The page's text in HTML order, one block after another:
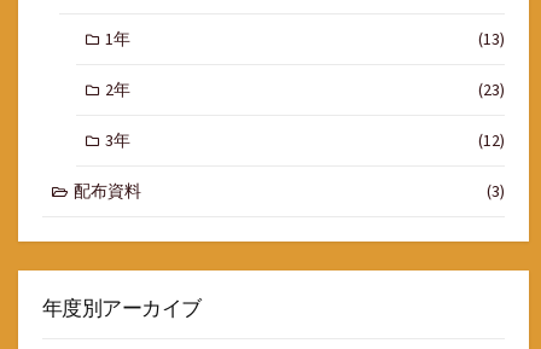
1年 (13)
2年 (23)
3年 (12)
配布資料 (3)
年度別アーカイブ